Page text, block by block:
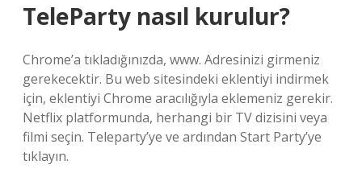
TeleParty nasıl kurulur?
Chrome’a ​​tıkladığınızda, www. Adresinizi girmeniz
gerekecektir. Bu web sitesindeki eklentiyi indirmek
için, eklentiyi Chrome aracılığıyla eklemeniz gerekir.
Netflix platformunda, herhangi bir TV dizisini veya
filmi seçin. Teleparty’ye ve ardından Start Party’ye
tıklayın.